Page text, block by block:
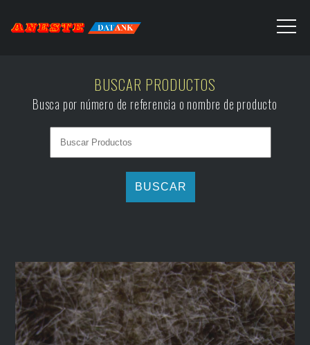
BUSCAR PRODUCTOS
Busca por número de referencia o nombre de producto